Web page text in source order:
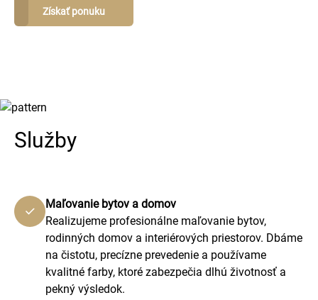
Získať ponuku
Služby
Maľovanie bytov a domov
Realizujeme profesionálne maľovanie bytov,
rodinných domov a interiérových priestorov. Dbáme
na čistotu, precízne prevedenie a používame
kvalitné farby, ktoré zabezpečia dlhú životnosť a
pekný výsledok.